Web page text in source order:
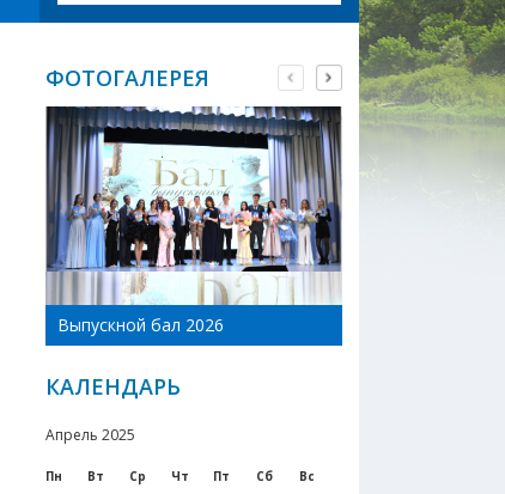
ФОТОГАЛЕРЕЯ
Выпускной бал 2026
КАЛЕНДАРЬ
Апрель 2025
Пн Вт Ср Чт Пт Сб Вс